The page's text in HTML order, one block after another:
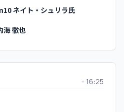
年の楽天活用戦略
パン有限会社 坪田 章吾氏
河江 優美
ネイト・シュリラ氏
海 徹也
- 16:25